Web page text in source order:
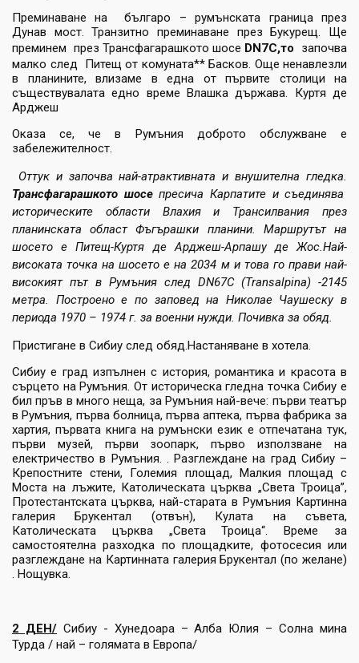
Преминаване на българо – румънската граница през
Дунав мост. Транзитно преминаване през Букурещ. Ще
преминем през Трансфагарашкото шосе DN7C,то
започва
малко след Питещ от комуната** Басков. Още ненавлезли
в планините, влизаме в една от първите столици на
съществувалата едно време Влашка държава. Куртя де
Арджеш
Оказа се, че в Румъния доброто обслужване е
забележителност.
Оттук и започва най-атрактивната и внушителна гледка.
Трансфагарашкото шосепресичаКарпатите и съединява
историческите области Влахияи Трансилвания през
планинската областФъгърашки планини. Маршрутът на
шосето еПитещ-Куртя де Арджеш-Арпашу де Жос.Най-
високата точка на шосето е на 2034 м и това го прави най-
високият път в Румъния след DN67C (Transalpina) -2145
метра. Построено е по заповед на Николае Чаушескув
периода 1970 – 1974 г. за военни нужди. Почивка за обяд.
Пристигане в Сибиу след обяд.Настаняване в хотела.
Сибиу е град изпълнен с история, романтика и красота в
сърцето на Румъния. От историческа гледна точка Сибиу е
бил пръв в много неща, за Румъния най-вече: първи театър
в Румъния, първа болница, първа аптека, първа фабрика за
хартия, първата книга на румънски език е отпечатана тук,
първи музей, първи зоопарк, първо използване на
електричество в Румъния. . Разглеждане на град Сибиу –
Крепостните стени, Големия площад, Малкия площад с
Моста на лъжите, Католическата църква „Света Троица”,
Протестантската църква, най-старата в Румъния Картинна
галерия Брукентал (отвън), Кулата на съвета,
Католическата църква „Света Троица“. Време за
самостоятелна разходка по площадките, фотосесия или
разглеждане на Картинната галерия Брукентал (по желане)
. Нощувка.
2 ДЕН/Сибиу - Хунедоара – Алба Юлия – Солна мина
Турда / най – голямата в Европа/